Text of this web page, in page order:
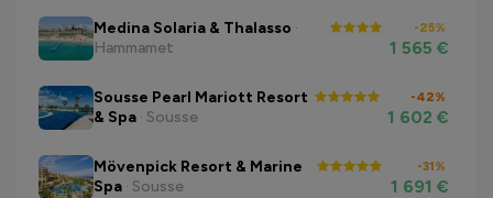
Medina Solaria & Thalasso ·
Hammamet
-25%
1 565 €
Sousse Pearl Mariott Resort
& Spa · Sousse
-42%
1 602 €
Mövenpick Resort & Marine
Spa · Sousse
-31%
1 691 €